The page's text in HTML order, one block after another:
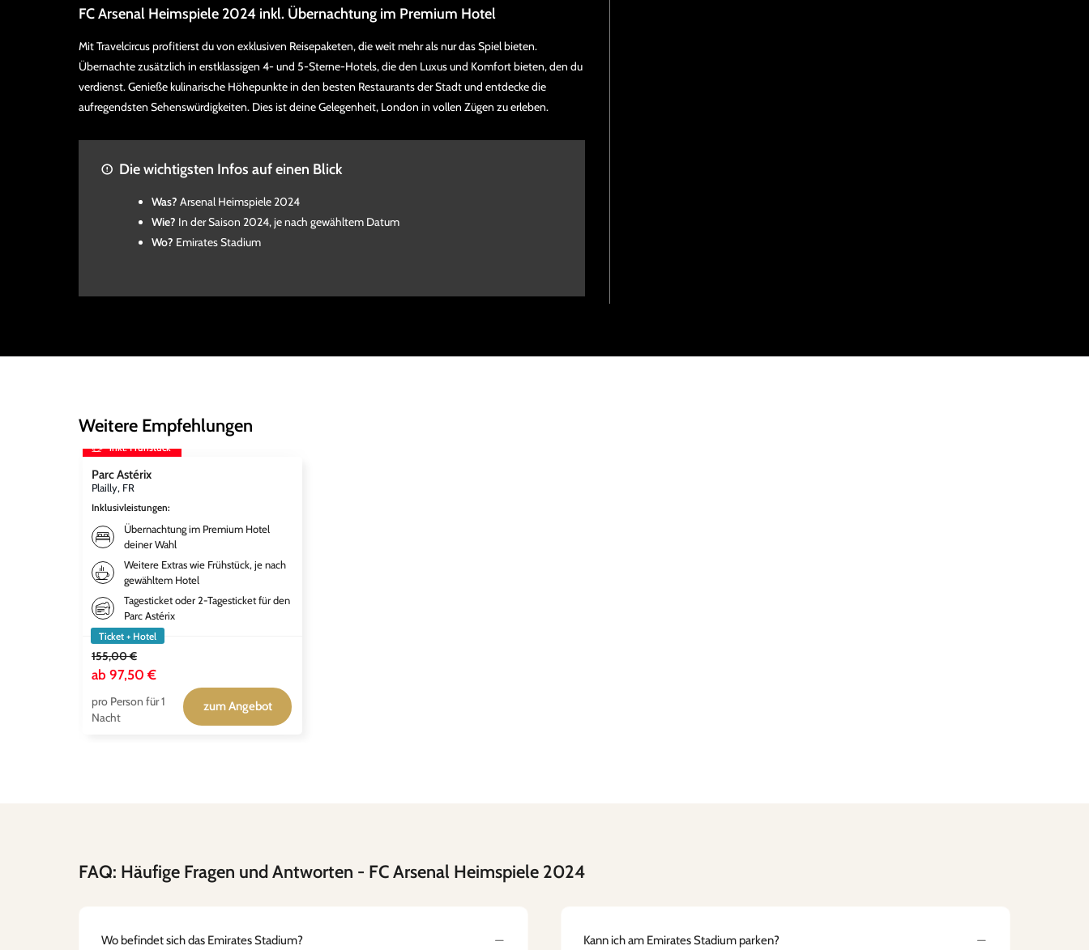
FC Arsenal Heimspiele 2024 inkl. Übernachtung im Premium Hotel
Mit Travelcircus profitierst du von exklusiven Reisepaketen, die weit mehr als nur das Spiel bieten.
Übernachte zusätzlich in erstklassigen 4- und 5-Sterne-Hotels, die den Luxus und Komfort bieten, den du
verdienst. Genieße kulinarische Höhepunkte in den besten Restaurants der Stadt und entdecke die
aufregendsten Sehenswürdigkeiten. Dies ist deine Gelegenheit, London in vollen Zügen zu erleben.
Die wichtigsten Infos auf einen Blick
Was? Arsenal Heimspiele 2024
Wie? In der Saison 2024, je nach gewähltem Datum
Wo? Emirates Stadium
Weitere Empfehlungen
inkl. Frühstück
Parc Astérix
Plailly, FR
Inklusivleistungen:
Übernachtung im Premium Hotel
deiner Wahl
Weitere Extras wie Frühstück, je nach
gewähltem Hotel
Tagesticket oder 2-Tagesticket für den
Parc Astérix
Ticket + Hotel
155,00 €
ab 97,50 €
pro Person für 1
Nacht
zum Angebot
FAQ: Häufige Fragen und Antworten - FC Arsenal Heimspiele 2024
Wo befindet sich das Emirates Stadium? Kann ich am Emirates Stadium parken?